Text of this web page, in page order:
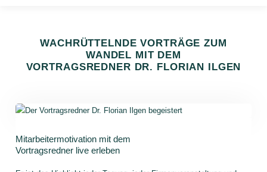
WACHRÜTTELNDE VORTRÄGE ZUM
WANDEL MIT DEM
VORTRAGSREDNER DR. FLORIAN ILGEN
Mitarbeitermotivation mit dem
Vortragsredner live erleben